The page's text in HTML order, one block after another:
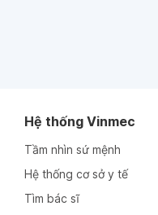
Hệ thống Vinmec
Tầm nhìn sứ mệnh
Hệ thống cơ sở y tế
Tìm bác sĩ